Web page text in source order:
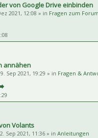
von Google Drive einbinden
2021, 12:08 » in Fragen zum
annähen
Sep 2021, 19:29 » in Fragen &
Volants
Sep 2021, 11:36 » in Anleitungen